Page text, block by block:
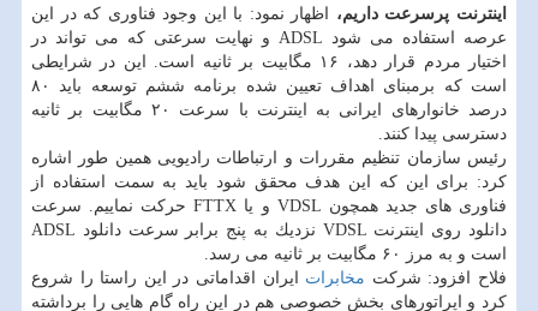
اینترنت پرسرعت داریم، اظهار نمود: با این وجود فناوری كه در این
عرصه استفاده می شود ADSL و نهایت سرعتی كه می تواند در
اختیار مردم قرار دهد، ۱۶ مگابیت بر ثانیه است. این در شرایطی
است كه برمبنای اهداف تعیین شده برنامه ششم توسعه باید ۸۰
درصد خانوارهای ایرانی به اینترنت با سرعت ۲۰ مگابیت بر ثانیه
دسترسی پیدا كنند.
رئیس سازمان تنظیم مقررات و ارتباطات رادیویی همین طور اشاره
كرد: برای این كه این هدف محقق شود باید به سمت استفاده از
فناوری های جدید همچون VDSL و یا FTTX حركت نماییم. سرعت
دانلود روی اینترنت VDSL نزدیك به پنج برابر سرعت دانلود ADSL
است و به مرز ۶۰ مگابیت بر ثانیه می رسد.
فلاح افزود: شركت مخابرات ایران اقداماتی در این راستا را شروع
كرد و اپراتورهای بخش خصوصی هم در این راه گام هایی را برداشته